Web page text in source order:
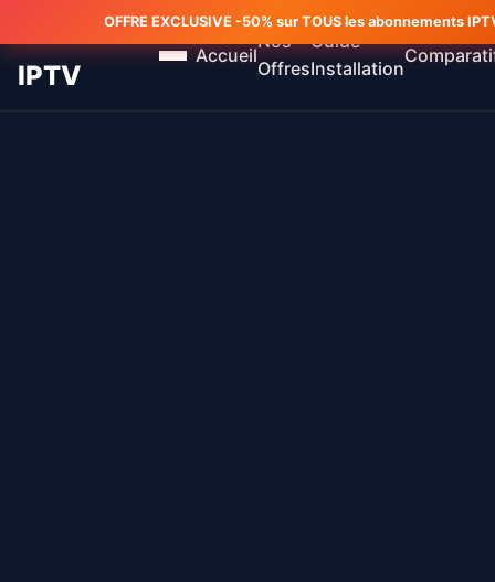
OFFRE EXCLUSIVE -50% sur TOUS les abonnements
MEILLEUR
IPTV
Accueil
Nos
Offres
Guide
Installation